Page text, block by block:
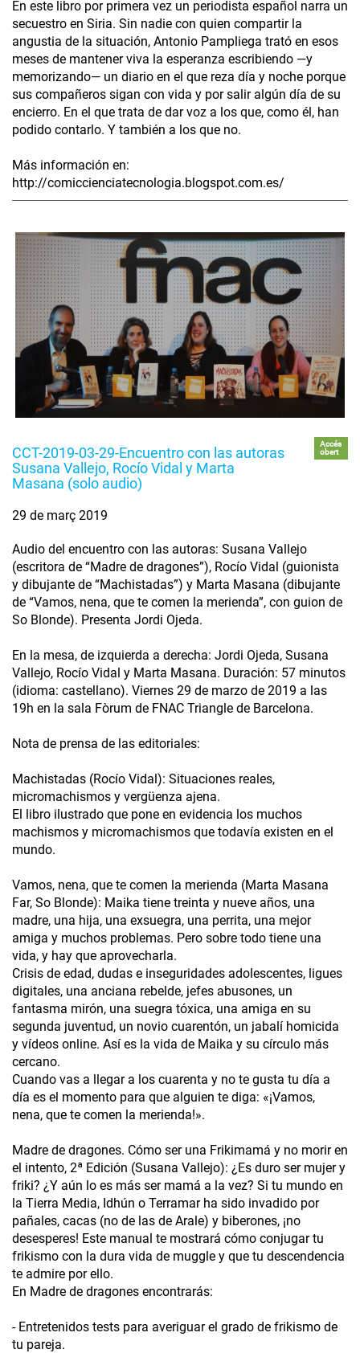
En este libro por primera vez un periodista español narra un
secuestro en Siria. Sin nadie con quien compartir la
angustia de la situación, Antonio Pampliega trató en esos
meses de mantener viva la esperanza escribiendo —y
memorizando— un diario en el que reza día y noche porque
sus compañeros sigan con vida y por salir algún día de su
encierro. En el que trata de dar voz a los que, como él, han
podido contarlo. Y también a los que no.
Más información en:
http://comiccienciatecnologia.blogspot.com.es/
CCT-2019-03-29-Encuentro con las autoras
Susana Vallejo, Rocío Vidal y Marta
Masana (solo audio)
Accés
obert
29 de març 2019
Audio del encuentro con las autoras: Susana Vallejo
(escritora de “Madre de dragones”), Rocío Vidal (guionista
y dibujante de “Machistadas”) y Marta Masana (dibujante
de “Vamos, nena, que te comen la merienda”, con guion de
So Blonde). Presenta Jordi Ojeda.
En la mesa, de izquierda a derecha: Jordi Ojeda, Susana
Vallejo, Rocío Vidal y Marta Masana. Duración: 57 minutos
(idioma: castellano). Viernes 29 de marzo de 2019 a las
19h en la sala Fòrum de FNAC Triangle de Barcelona.
Nota de prensa de las editoriales:
Machistadas (Rocío Vidal): Situaciones reales,
micromachismos y vergüenza ajena.
El libro ilustrado que pone en evidencia los muchos
machismos y micromachismos que todavía existen en el
mundo.
Vamos, nena, que te comen la merienda (Marta Masana
Far, So Blonde): Maika tiene treinta y nueve años, una
madre, una hija, una exsuegra, una perrita, una mejor
amiga y muchos problemas. Pero sobre todo tiene una
vida, y hay que aprovecharla.
Crisis de edad, dudas e inseguridades adolescentes, ligues
digitales, una anciana rebelde, jefes abusones, un
fantasma mirón, una suegra tóxica, una amiga en su
segunda juventud, un novio cuarentón, un jabalí homicida
y vídeos online. Así es la vida de Maika y su círculo más
cercano.
Cuando vas a llegar a los cuarenta y no te gusta tu día a
día es el momento para que alguien te diga: «¡Vamos,
nena, que te comen la merienda!».
Madre de dragones. Cómo ser una Frikimamá y no morir en
el intento, 2ª Edición (Susana Vallejo): ¿Es duro ser mujer y
friki? ¿Y aún lo es más ser mamá a la vez? Si tu mundo en
la Tierra Media, Idhún o Terramar ha sido invadido por
pañales, cacas (no de las de Arale) y biberones, ¡no
desesperes! Este manual te mostrará cómo conjugar tu
frikismo con la dura vida de muggle y que tu descendencia
te admire por ello.
En Madre de dragones encontrarás:
- Entretenidos tests para averiguar el grado de frikismo de
tu pareja.